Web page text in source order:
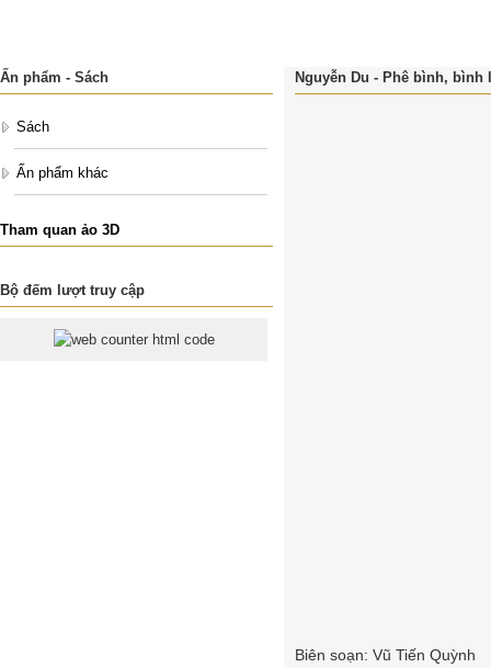
Ấn phẩm - Sách
Sách
Ấn phẩm khác
Tham quan ảo 3D
Bộ đếm lượt truy cập
Nguyễn Du - Phê bình, bình
Biên soạn: Vũ Tiến Quỳnh